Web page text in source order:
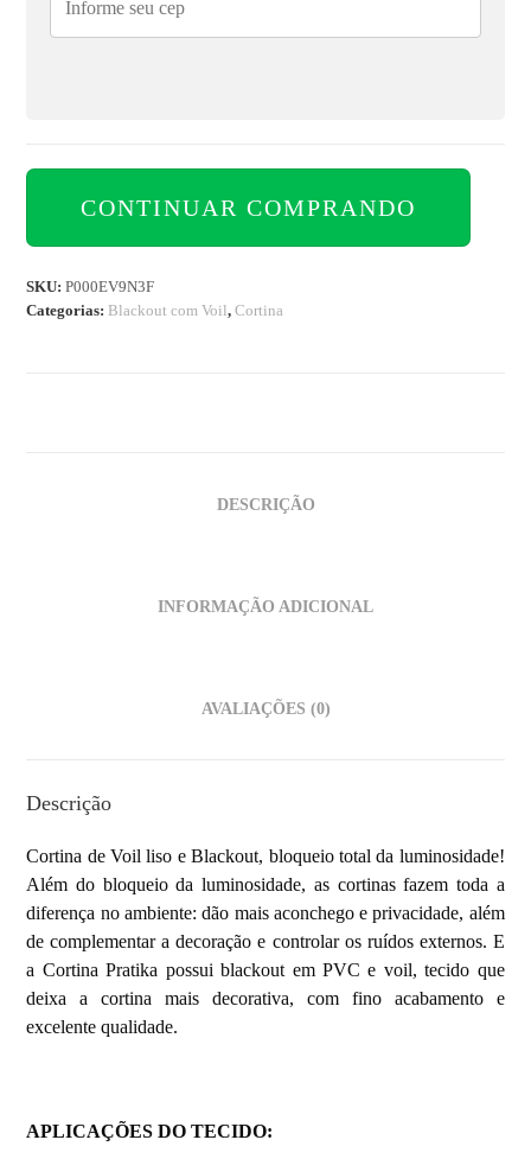
CONTINUAR COMPRANDO
SKU:P000EV9N3F
Categorias: Blackout com Voil,Cortina
DESCRIÇÃO
INFORMAÇÃO ADICIONAL
AVALIAÇÕES (0)
Descrição
Cortina de Voil liso e Blackout, bloqueio total da luminosidade!
Além do bloqueio da luminosidade, as cortinas fazem toda a
diferença no ambiente: dão mais aconchego e privacidade, além
de complementar a decoração e controlar os ruídos externos. E
a Cortina Pratika possui blackout em PVC e voil, tecido que
deixa a cortina mais decorativa, com fino acabamento e
excelente qualidade.
APLICAÇÕES DO TECIDO: